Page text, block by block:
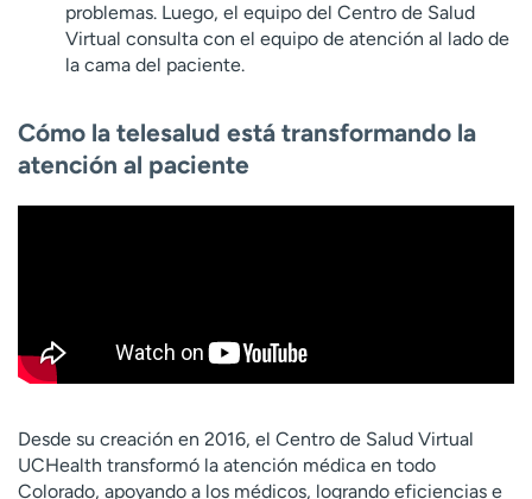
r
a
problemas. Luego, el equipo del Centro de Salud
Virtual consulta con el equipo de atención al lado de
la cama del paciente.
Cómo la telesalud está transformando la
atención al paciente
Desde su creación en 2016, el Centro de Salud Virtual
UCHealth transformó la atención médica en todo
Colorado, apoyando a los médicos, logrando eficiencias e